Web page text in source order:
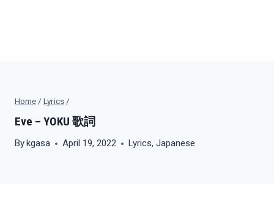
Home / Lyrics /
Eve – YOKU 歌詞
Bykgasa April 19, 2022 Lyrics,Japanese